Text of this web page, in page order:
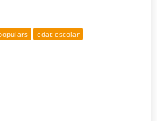
edat escolar